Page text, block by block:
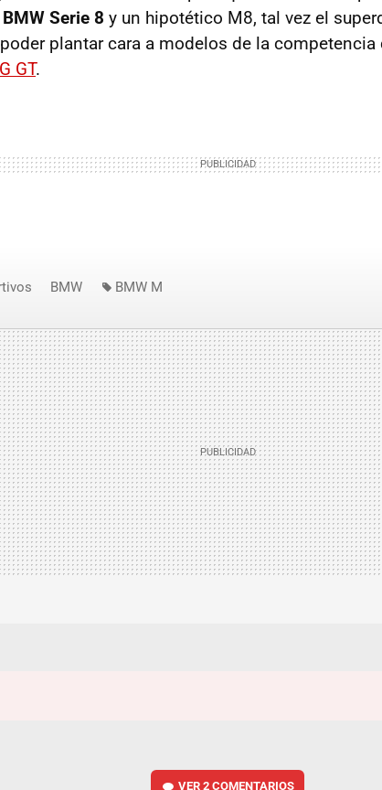
Serie 8 y un hipotético M8, tal vez el
plantar cara a modelos de la competencia
GT.
BMW BMW M
VER2 COMENTARIOS